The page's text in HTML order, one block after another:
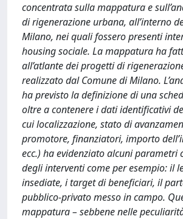
concentrata sulla mappatura e
di rigenerazione urbana, all’interno
Milano, nei quali fossero presenti
housing sociale. La mappatura ha
all’atlante dei progetti di
realizzato dal Comune di Milano.
ha previsto la definizione di una
oltre a contenere i dati identificativi
cui localizzazione, stato di
promotore, finanziatori, importo
ecc.) ha evidenziato alcuni parametri
degli interventi come per esempio: il
insediate, i target di beneficiari, il
pubblico-privato messo in campo.
mappatura – sebbene nelle